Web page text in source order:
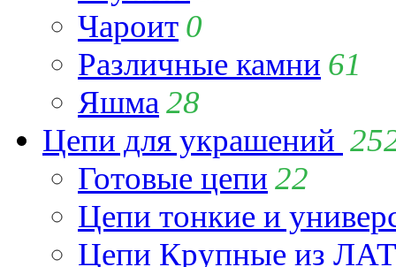
Чароит 0
Различные камни 61
Яшма 28
Цепи для украшений
Готовые цепи 22
Цепи тонкие и
Цепи Крупные из